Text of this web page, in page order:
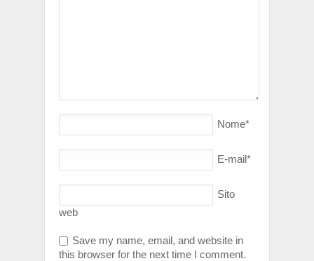
Nome*
E-mail*
Sito
web
Save my name, email, and website in
this browser for the next time I comment.